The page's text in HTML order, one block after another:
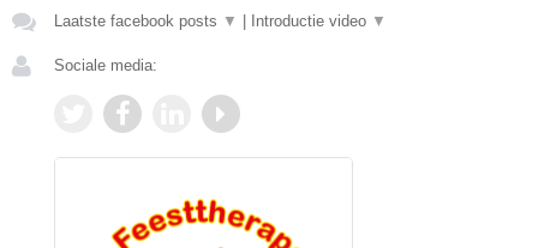
Laatste facebook posts ▼ | Introductie video ▼
Sociale media: